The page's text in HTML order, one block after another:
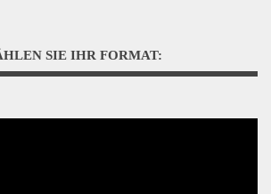
SIE IHR FORMAT: